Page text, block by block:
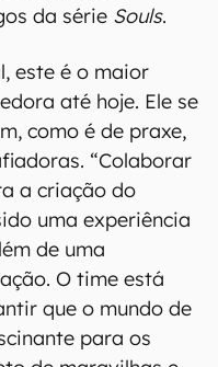
da série Souls.
este é o maior
até hoje. Ele se
como é de praxe,
“Colaborar
a criação do
uma experiência
de uma
O time está
que o mundo de
para os